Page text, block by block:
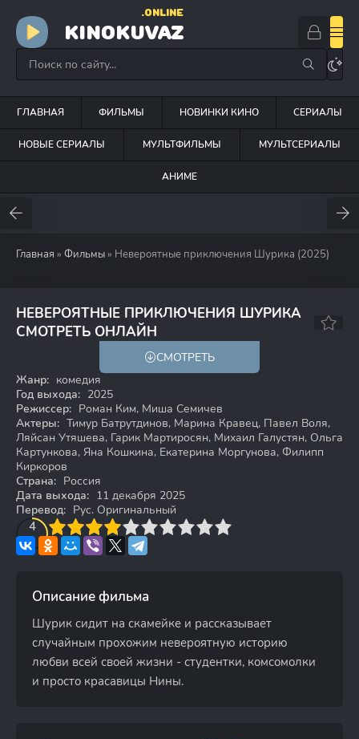
KINOKUVAZ
.ONLINE
ГЛАВНАЯ ФИЛЬМЫ НОВИНКИ КИНО СЕРИАЛЫ
НОВЫЕ СЕРИАЛЫ МУЛЬТФИЛЬМЫ МУЛЬТСЕРИАЛЫ
АНИМЕ
Главная » Фильмы » Невероятные приключения Шурика (2025)
НЕВЕРОЯТНЫЕ ПРИКЛЮЧЕНИЯ ШУРИКА
СМОТРЕТЬ ОНЛАЙН
5.0
СМОТРЕТЬ
Жанр: комедия
Год выхода: 2025
Режиссер: Роман Ким, Миша Семичев
Актеры: Тимур Батрутдинов, Марина Кравец, Павел Воля,
Ляйсан Утяшева, Гарик Мартиросян, Михаил Галустян, Ольга
Картункова, Яна Кошкина, Екатерина Моргунова, Филипп
Киркоров
Страна: Россия
Дата выхода: 11 декабря 2025
Перевод: Рус. Оригинальный
4
4 5 6 7 8 9 10
Описание фильма
Шурик сидит на скамейке и рассказывает
случайным прохожим невероятную историю
любви всей своей жизни - студентки, комсомолки
и просто красавицы Нины.